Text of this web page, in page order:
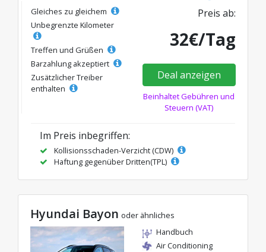
Gleiches zu gleichem
Unbegrenzte Kilometer
Treffen und Grüßen
Barzahlung akzeptiert
Zusätzlicher Treiber
enthalten
Preis ab:
32€/Tag
Deal anzeigen
Beinhaltet Gebühren und
Steuern (VAT)
Im Preis inbegriffen:
Kollisionsschaden-Verzicht (CDW)
Haftung gegenüber Dritten(TPL)
Hyundai Bayon oder ähnliches
Handbuch
Air Conditioning